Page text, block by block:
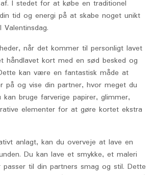
I stedet for at købe en traditionel
tid og energi på at skabe noget unikt
når det kommer til personligt lavet
håndlavet kort med en sød besked og
kan være en fantastisk måde at
på og vise din partner, hvor meget du
bruge farverige papirer, glimmer,
elementer for at gøre kortet ekstra
anlagt, kan du overveje at lave en
Du kan lave et smykke, et maleri
til din partners smag og stil. Dette